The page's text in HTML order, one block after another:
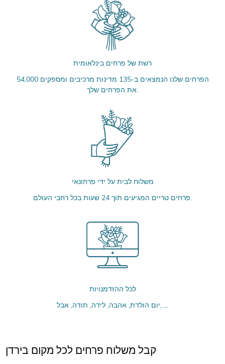
רשת של פרחים בינלאומית
54,000 הפרחים שלנו הנמצאים ב-135 מדינות מרכיבים ומספקים
את הפרחים שלך.
משלוח לבית על ידי פרחונאי
פרחים טריים המגיעים תוך 24 שעות בכל רחבי העולם.
לכל ההזדמנויות
יום הולדת, אהבה, לידה, תודה, אבל, ...
קבל משלוח פרחים לכל מקום בירדן